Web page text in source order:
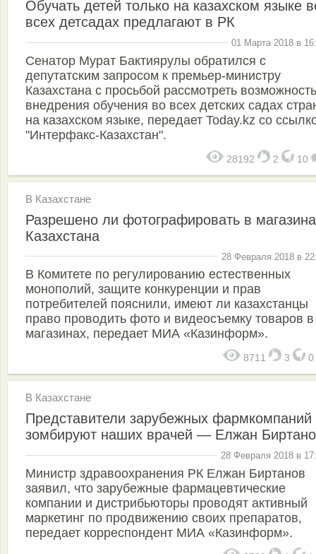
Обучать детей только на казахском языке
всех детсадах предлагают в РК
01 Марта 2018 в
Сенатор Мурат Бактиярулы обратился с
депутатским запросом к премьер-министру
Казахстана с просьбой рассмотреть возможность
внедрения обучения во всех детских садах
на казахском языке, передает Today.kz со
"Интерфакс-Казахстан".
28192 2 10
В Казахстане
Разрешено ли фотографировать в
Казахстана
28 Февраля 2018 в
В Комитете по регулированию естественных
монополий, защите конкуренции и прав
потребителей пояснили, имеют ли казахстанцы
право проводить фото и видеосъемку товаров в
магазинах, передает МИА «Казинформ».
8711 3 0
В Казахстане
Представители зарубежных фармкомпаний
зомбируют наших врачей — Елжан
28 Февраля 2018 в
Министр здравоохранения РК Елжан Биртанов
заявил, что зарубежные фармацевтические
компании и дистрибьюторы проводят активный
маркетинг по продвижению своих препаратов,
передает корреспондент МИА «Казинформ».